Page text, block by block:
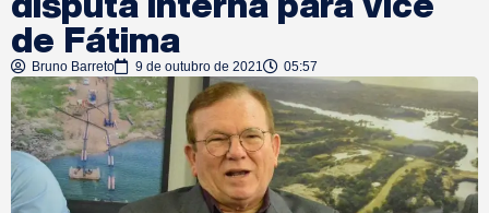
de Fátima
Bruno Barreto 9 de outubro de 2021 05:57